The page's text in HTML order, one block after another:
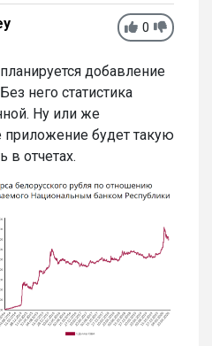
0
добавление
него статистика
Ну или же
приложение будет такую
в отчетах.